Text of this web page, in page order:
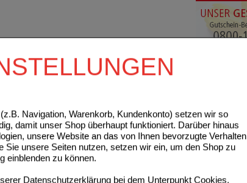
Navigation, Warenkorb, Kundenkonto) setzen wir so
damit unser Shop überhaupt funktioniert. Darüber hinaus
unsere Website an das von Ihnen bevorzugte Verhalten
unsere Seiten nutzen, setzen wir ein, um den Shop zu
einblenden zu können.
Datenschutzerklärung bei dem Unterpunkt Cookies.